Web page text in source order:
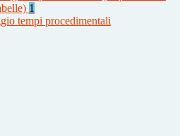
1
tempi procedimentali